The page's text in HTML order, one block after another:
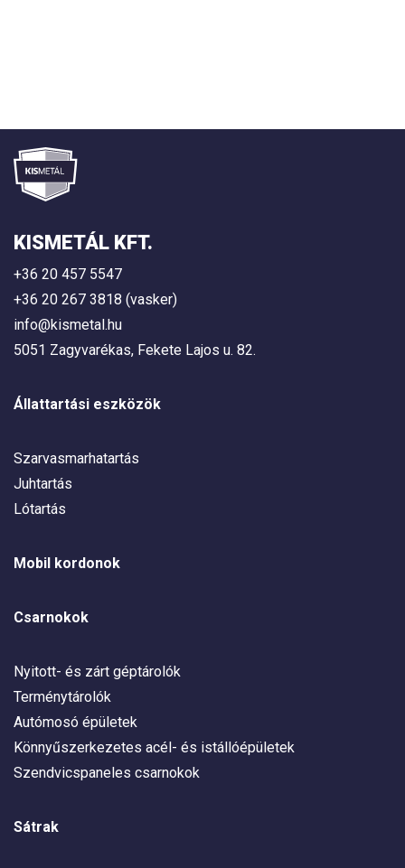
KISMETÁL KFT.
+36 20 457 5547
+36 20 267 3818 (vasker)
info@kismetal.hu
5051 Zagyvarékas, Fekete Lajos u. 82.
Állattartási eszközök
Szarvasmarhatartás
Juhtartás
Lótartás
Mobil kordonok
Csarnokok
Nyitott- és zárt géptárolók
Terménytárolók
Autómosó épületek
Könnyűszerkezetes acél- és istállóépületek
Szendvicspaneles csarnokok
Sátrak